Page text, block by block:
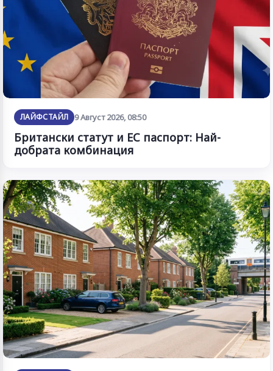
ЛАЙФСТАЙЛ 9 Август 2026, 08:50
Британски статут и ЕС паспорт: Най-
добрата комбинация